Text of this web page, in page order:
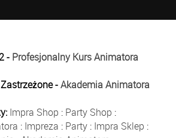
- Profesjonalny Kurs Animatora
-Akademia Animatora
Impra Shop : Party Shop :
: Impreza : Party : Impra Sklep :